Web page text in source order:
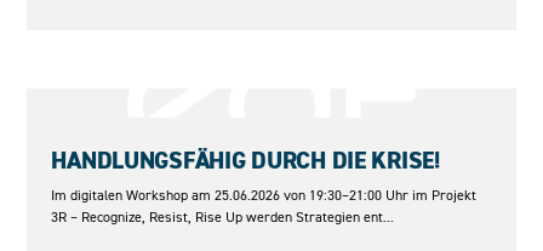
HANDLUNGSFÄHIG DURCH DIE KRISE!
Im digitalen Workshop am 25.06.2026 von 19:30–21:00 Uhr im Projekt
3R – Recognize, Resist, Rise Up werden Strategien ent...